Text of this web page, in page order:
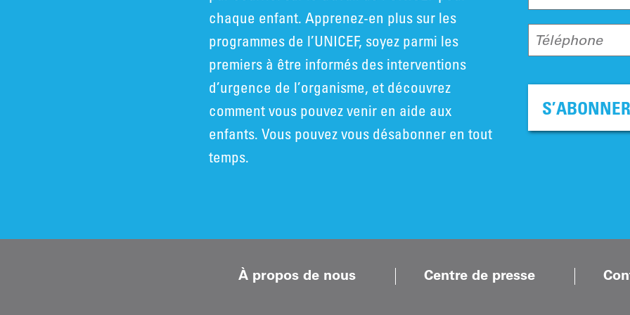
chaque enfant. Apprenez-en plus sur les
programmes de l’UNICEF, soyez parmi les
premiers à être informés des interventions
d’urgence de l’organisme, et découvrez
comment vous pouvez venir en aide aux
enfants. Vous pouvez vous désabonner en tout
temps.
Téléphone
S’ABONNER
À propos de nous Centre de presse